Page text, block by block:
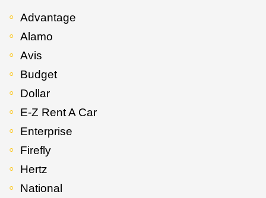
Advantage
Alamo
Avis
Budget
Dollar
E-Z Rent A Car
Enterprise
Firefly
Hertz
National